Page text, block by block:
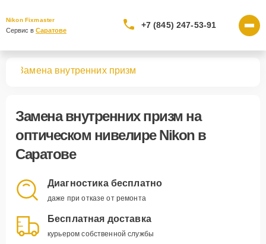
Nikon Fixmaster
Сервис в Саратове
+7 (845) 247-53-91
Замена внутренних призм
Замена внутренних призм на
оптическом нивелире Nikon в
Саратове
Диагностика бесплатно
даже при отказе от ремонта
Бесплатная доставка
курьером собственной службы